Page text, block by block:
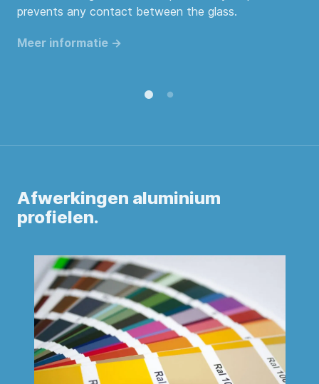
prevents any contact between the glass.
Meer informatie ->
Afwerkingen aluminium
profielen.